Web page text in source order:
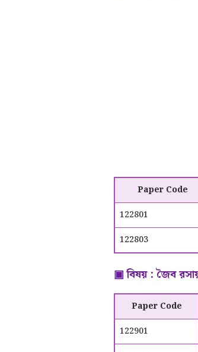
Paper Code
122801
122803
▣ বিষয় : জৈব
Paper Code
122901